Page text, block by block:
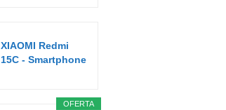
XIAOMI Redmi
15C - Smartphone
OFERTA